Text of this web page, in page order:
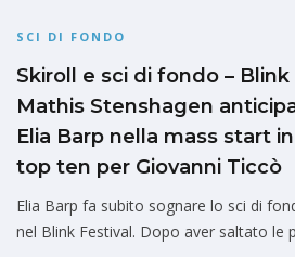
SCI DI FONDO
Skiroll e sci di fondo – Blink
Mathis Stenshagen
Elia Barp nella mass start
top ten per Giovanni Ticcò
Elia Barp fa subito sognare lo sci di
nel Blink Festival. Dopo aver saltato le